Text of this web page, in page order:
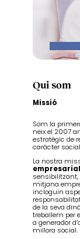
Qui som
Missió
Som la
neix el 2007
estratègic de
caràcter
La nostra
mitjana
incloguin
de la seva
treballem per
a generador
millora social.